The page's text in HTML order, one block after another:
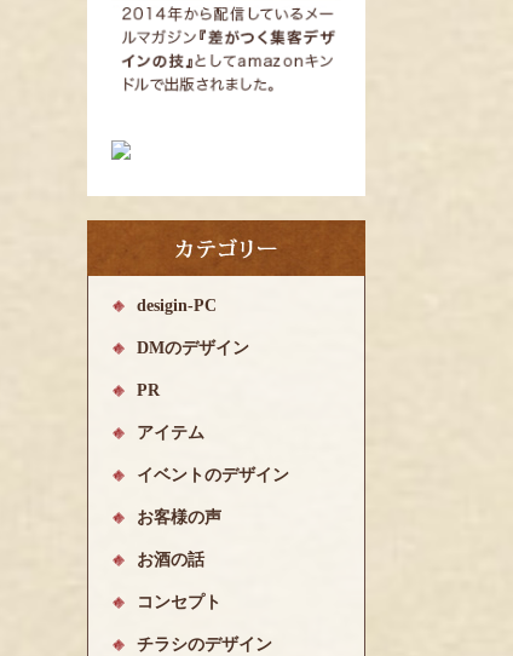
desigin-PC
DMのデザイン
PR
アイテム
イベントのデザイン
お客様の声
お酒の話
コンセプト
チラシのデザイン